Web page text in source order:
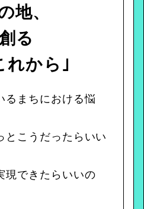
地、
る
れから｣
るまちにおける悩
とこうだったらいい
現できたらいいの